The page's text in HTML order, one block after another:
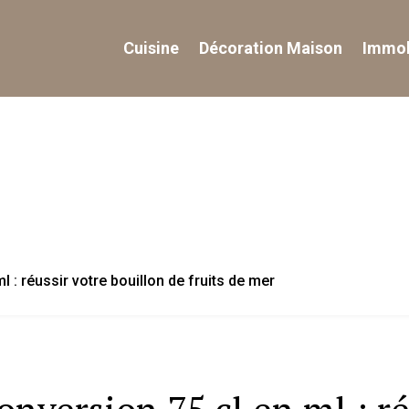
Cuisine Décoration Maison
: réussir votre bouillon de fruits de mer